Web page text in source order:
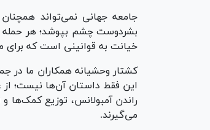
جامعه جهانی نمی‌تواند
بشردوست چشم بپوشد؛ هر حمله
خیانت به قوانینی است که
کشتار وحشیانه همکاران ما در
این فقط داستان آن‌ها نیست؛ از
راندن آمبولانس، توزیع کمک‌ها
می‌گیرند.